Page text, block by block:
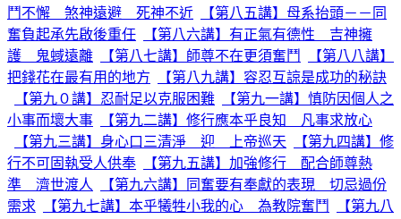
鬥不懈 煞神遠避 死神不近
【第八五講】母系抬頭－－同
奮負起承先啟後重任
【第八六講】有正氣有德性 吉神擁
護 鬼蜮遠離
【第八七講】師尊不在更須奮鬥
【第八八講】
把錢花在最有用的地方
【第八九講】容忍互諒是成功的秘訣
【第九０講】忍耐足以克服困難
【第九一講】慎防因個人之
小事而壞大事
【第九二講】修行應本乎良知 凡事求放心
【第九三講】身心口三清淨 迎 上帝巡天
【第九四講】修
行不可固執受人供奉
【第九五講】加強修行 配合師尊熱
準 濟世渡人
【第九六講】同奮要有奉獻的表現 切忌過份
需求
【第九七講】本乎犧牲小我的心 為教院奮鬥
【第九八